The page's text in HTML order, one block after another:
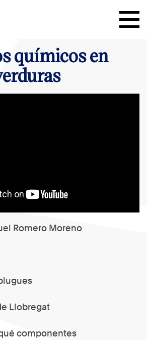
Romero Moreno
Llobregat
componentes
químicos en